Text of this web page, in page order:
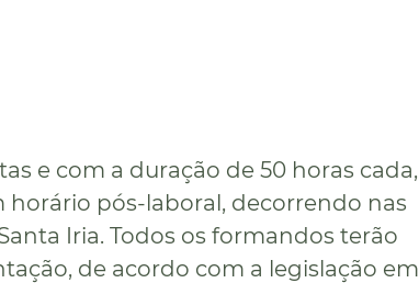
e com a duração de 50 horas cada,
pós-laboral, decorrendo nas
Iria. Todos os formandos terão
de acordo com a legislação em